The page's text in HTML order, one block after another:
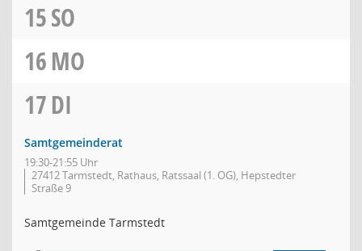
15SO
16MO
17DI
Samtgemeinderat
19:30-21:55 Uhr
27412 Tarmstedt, Rathaus, Ratssaal (1. OG), Hepstedter
Straße 9
Samtgemeinde Tarmstedt